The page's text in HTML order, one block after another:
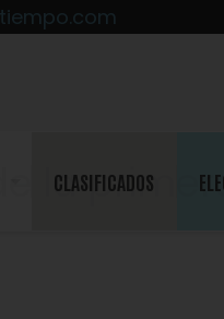
CLASIFICADOS
la